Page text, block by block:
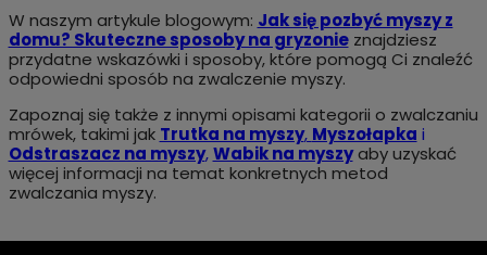
W naszym artykule blogowym: Jak się pozbyć myszy z
domu? Skuteczne sposoby na gryzonieznajdziesz
przydatne wskazówki i sposoby, które pomogą Ci znaleźć
odpowiedni sposób na zwalczenie myszy.
Zapoznaj się także z innymi opisami kategorii o zwalczaniu
mrówek, takimi jak Trutka na myszy, Myszołapka i
Odstraszacz na myszy,Wabik na myszyaby uzyskać
więcej informacji na temat konkretnych metod
zwalczania myszy.